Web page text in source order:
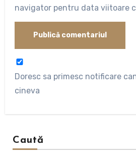
navigator pentru data viitoare
Doresc sa primesc notificare
cineva
Caută